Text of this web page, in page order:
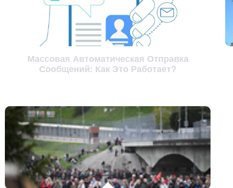
Массовая Автоматическая Отправка
Сообщений: Как Это Работает?